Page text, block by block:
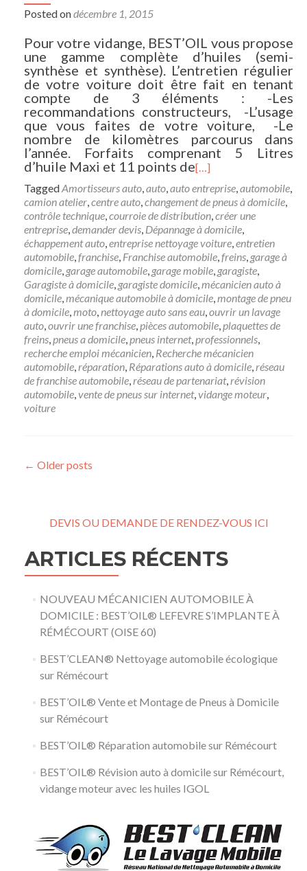
Posted ondécembre 1, 2015
Pour votre vidange, BEST’OIL vous propose
une gamme complète d’huiles (semi-
synthèse et synthèse). L’entretien régulier
de votre voiture doit être fait en tenant
compte de 3 éléments : -Les
recommandations constructeurs, -L’usage
que vous faites de votre voiture, -Le
nombre de kilomètres parcourus dans
l’année. Forfaits comprenant 5 Litres
d’huile Maxi et 11 points de[…]
TaggedAmortisseurs auto,auto,auto entreprise,automobile,
camion atelier,centre auto,changement de pneus à domicile,
contrôle technique,courroie de distribution,créer une
entreprise,demander devis, Dépannage à domicile,
échappement auto,entreprise nettoyage voiture,entretien
automobile,franchise, Franchise automobile,freins, garage à
domicile, garage automobile, garage mobile, garagiste,
Garagiste à domicile, garagiste domicile,mécanicien auto à
domicile,mécanique automobile à domicile,montage de pneu
à domicile,moto,nettoyage auto sans eau,ouvrir un lavage
auto,ouvrir une franchise,pièces automobile,plaquettes de
freins,pneus a domicile,pneus internet,professionnels,
recherche emploi mécanicien, Recherche mécanicien
automobile,réparation, Réparations auto à domicile,réseau
de franchise automobile,réseau de partenariat,révision
automobile,vente de pneus sur internet,vidange moteur,
voiture
Posts navigation
← Older posts
DEVIS OU DEMANDE DE RENDEZ-VOUS ICI
ARTICLES RÉCENTS
NOUVEAU MÉCANICIEN AUTOMOBILE À
DOMICILE : BEST’OIL® LEFEVRE S’IMPLANTE À
RÉMÉCOURT (OISE 60)
BEST’CLEAN® Nettoyage automobile écologique
sur Rémécourt
BEST’OIL® Vente et Montage de Pneus à Domicile
sur Rémécourt
BEST’OIL® Réparation automobile sur Rémécourt
BEST’OIL® Révision auto à domicile sur Rémécourt,
vidange moteur avec les huiles IGOL